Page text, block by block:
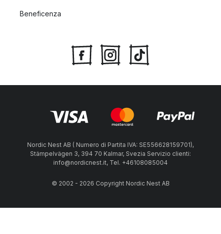
Beneficenza
Nordic Nest AB ( Numero di Partita IVA: SE556628159701),
Stämpelvägen 3, 394 70 Kalmar, Svezia Servizio clienti:
info@nordicnest.it, Tel. +46108085004
© 2002 - 2026 Copyright Nordic Nest AB